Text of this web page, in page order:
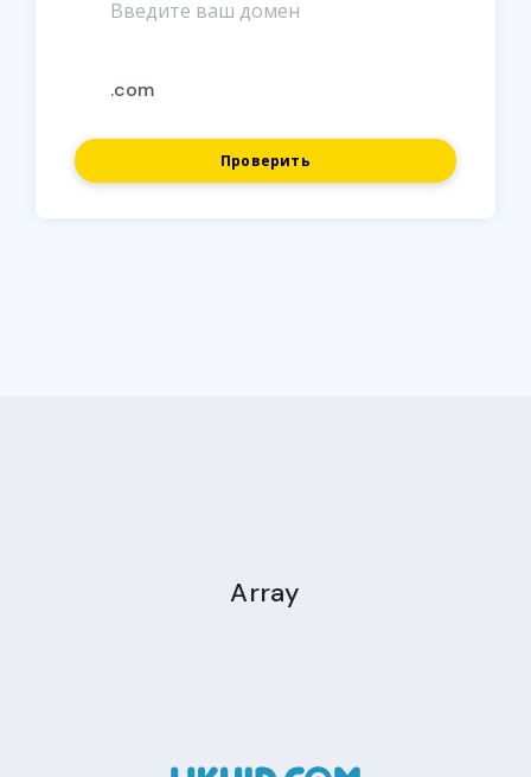
Проверить
Array